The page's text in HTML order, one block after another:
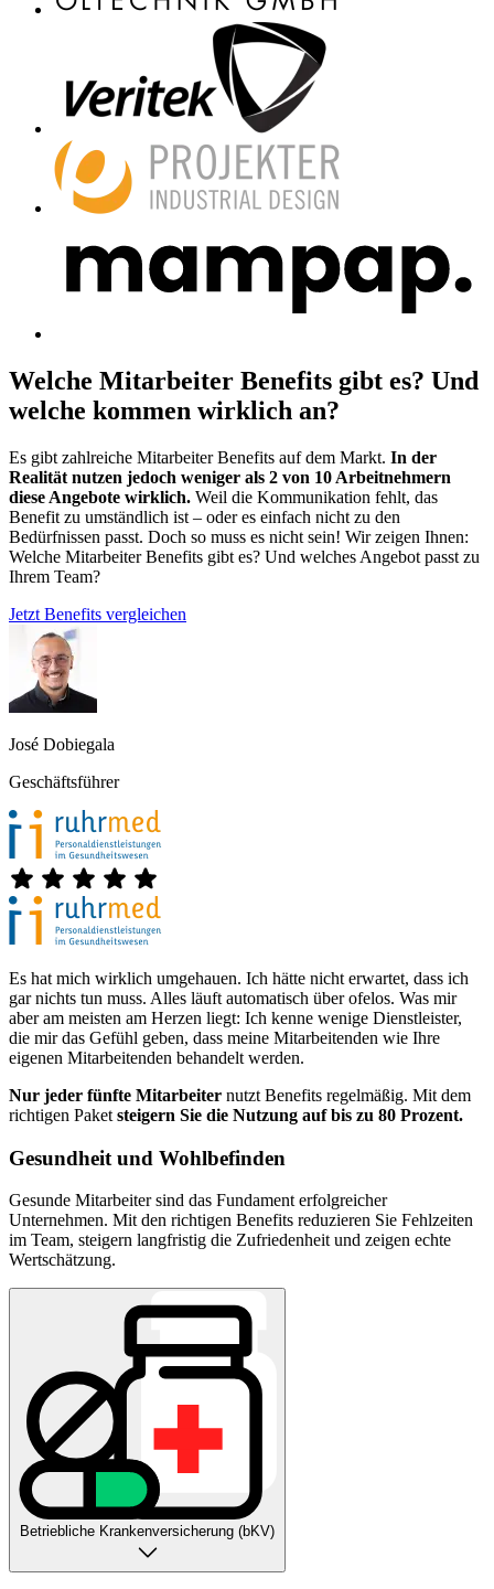
Welche Mitarbeiter Benefits gibt es? Und
welche kommen wirklich an?
Es gibt zahlreiche Mitarbeiter Benefits auf dem Markt. In der
Realität nutzen jedoch weniger als 2 von 10 Arbeitnehmern
diese Angebote wirklich. Weil die Kommunikation fehlt, das
Benefit zu umständlich ist – oder es einfach nicht zu den
Bedürfnissen passt. Doch so muss es nicht sein! Wir zeigen Ihnen:
Welche Mitarbeiter Benefits gibt es? Und welches Angebot passt zu
Ihrem Team?
Jetzt Benefits vergleichen
José Dobiegala
Geschäftsführer
Es hat mich wirklich umgehauen. Ich hätte nicht erwartet, dass ich
gar nichts tun muss. Alles läuft automatisch über ofelos. Was mir
aber am meisten am Herzen liegt: Ich kenne wenige Dienstleister,
die mir das Gefühl geben, dass meine Mitarbeitenden wie Ihre
eigenen Mitarbeitenden behandelt werden.
Nur jeder fünfte Mitarbeiter nutzt Benefits regelmäßig. Mit dem
richtigen Paket steigern Sie die Nutzung auf bis zu 80 Prozent.
Gesundheit und Wohlbefinden
Gesunde Mitarbeiter sind das Fundament erfolgreicher
Unternehmen. Mit den richtigen Benefits reduzieren Sie Fehlzeiten
im Team, steigern langfristig die Zufriedenheit und zeigen echte
Wertschätzung.
Betriebliche Krankenversicherung (bKV)